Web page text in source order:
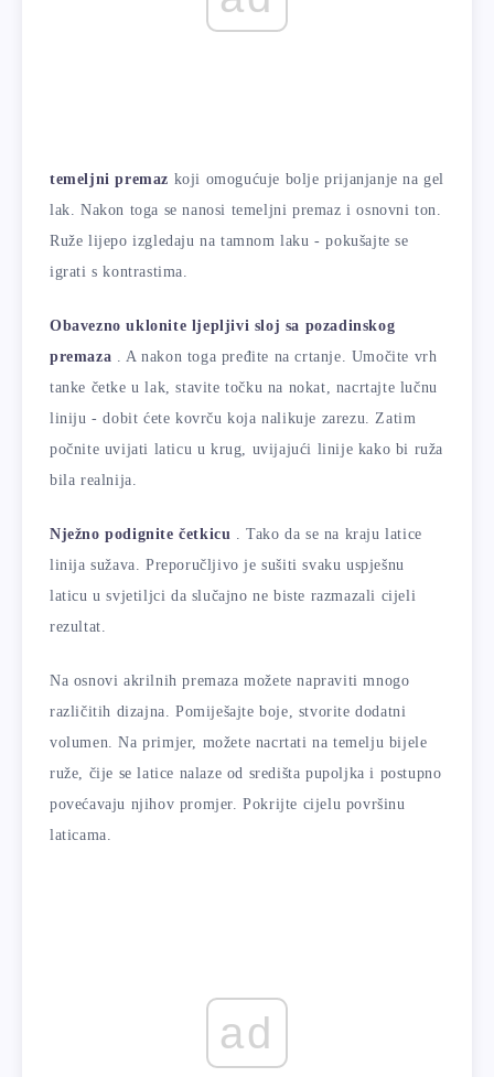
temeljni premaz koji omogućuje bolje prijanjanje na gel
lak. Nakon toga se nanosi temeljni premaz i osnovni ton.
Ruže lijepo izgledaju na tamnom laku - pokušajte se
igrati s kontrastima.
Obavezno uklonite ljepljivi sloj sa pozadinskog
premaza . A nakon toga pređite na crtanje. Umočite vrh
tanke četke u lak, stavite točku na nokat, nacrtajte lučnu
liniju - dobit ćete kovrču koja nalikuje zarezu. Zatim
počnite uvijati laticu u krug, uvijajući linije kako bi ruža
bila realnija.
Nježno podignite četkicu . Tako da se na kraju latice
linija sužava. Preporučljivo je sušiti svaku uspješnu
laticu u svjetiljci da slučajno ne biste razmazali cijeli
rezultat.
Na osnovi akrilnih premaza možete napraviti mnogo
različitih dizajna. Pomiješajte boje, stvorite dodatni
volumen. Na primjer, možete nacrtati na temelju bijele
ruže, čije se latice nalaze od središta pupoljka i postupno
povećavaju njihov promjer. Pokrijte cijelu površinu
laticama.
ad